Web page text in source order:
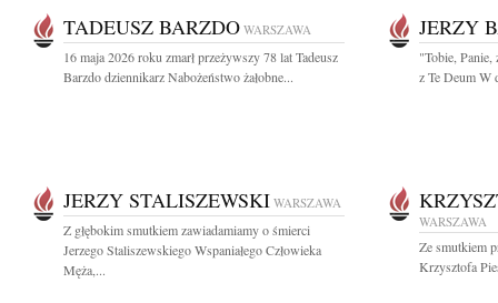
TADEUSZ BARZDO WARSZAWA
16 maja 2026 roku zmarł przeżywszy 78 lat Tadeusz
Barzdo dziennikarz Nabożeństwo żałobne...
JERZY
"Tobie, Panie,
z Te Deum W
JERZY STALISZEWSKI WARSZAWA
Z głębokim smutkiem zawiadamiamy o śmierci
Jerzego Staliszewskiego Wspaniałego Człowieka
Męża,...
WARSZAWA
Ze smutkiem
Krzysztofa